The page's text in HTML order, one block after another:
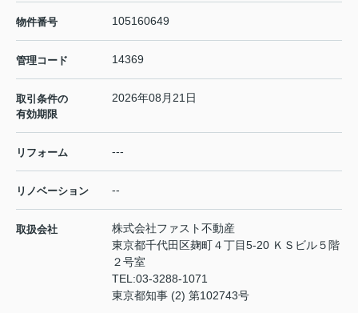
物件番号 105160649
管理コード 14369
取引条件の
有効期限
2026年08月21日
リフォーム ---
リノベーション --
取扱会社
株式会社ファスト不動産
東京都千代田区麹町４丁目5-20 ＫＳビル５階
２号室
TEL:03-3288-1071
東京都知事 (2) 第102743号